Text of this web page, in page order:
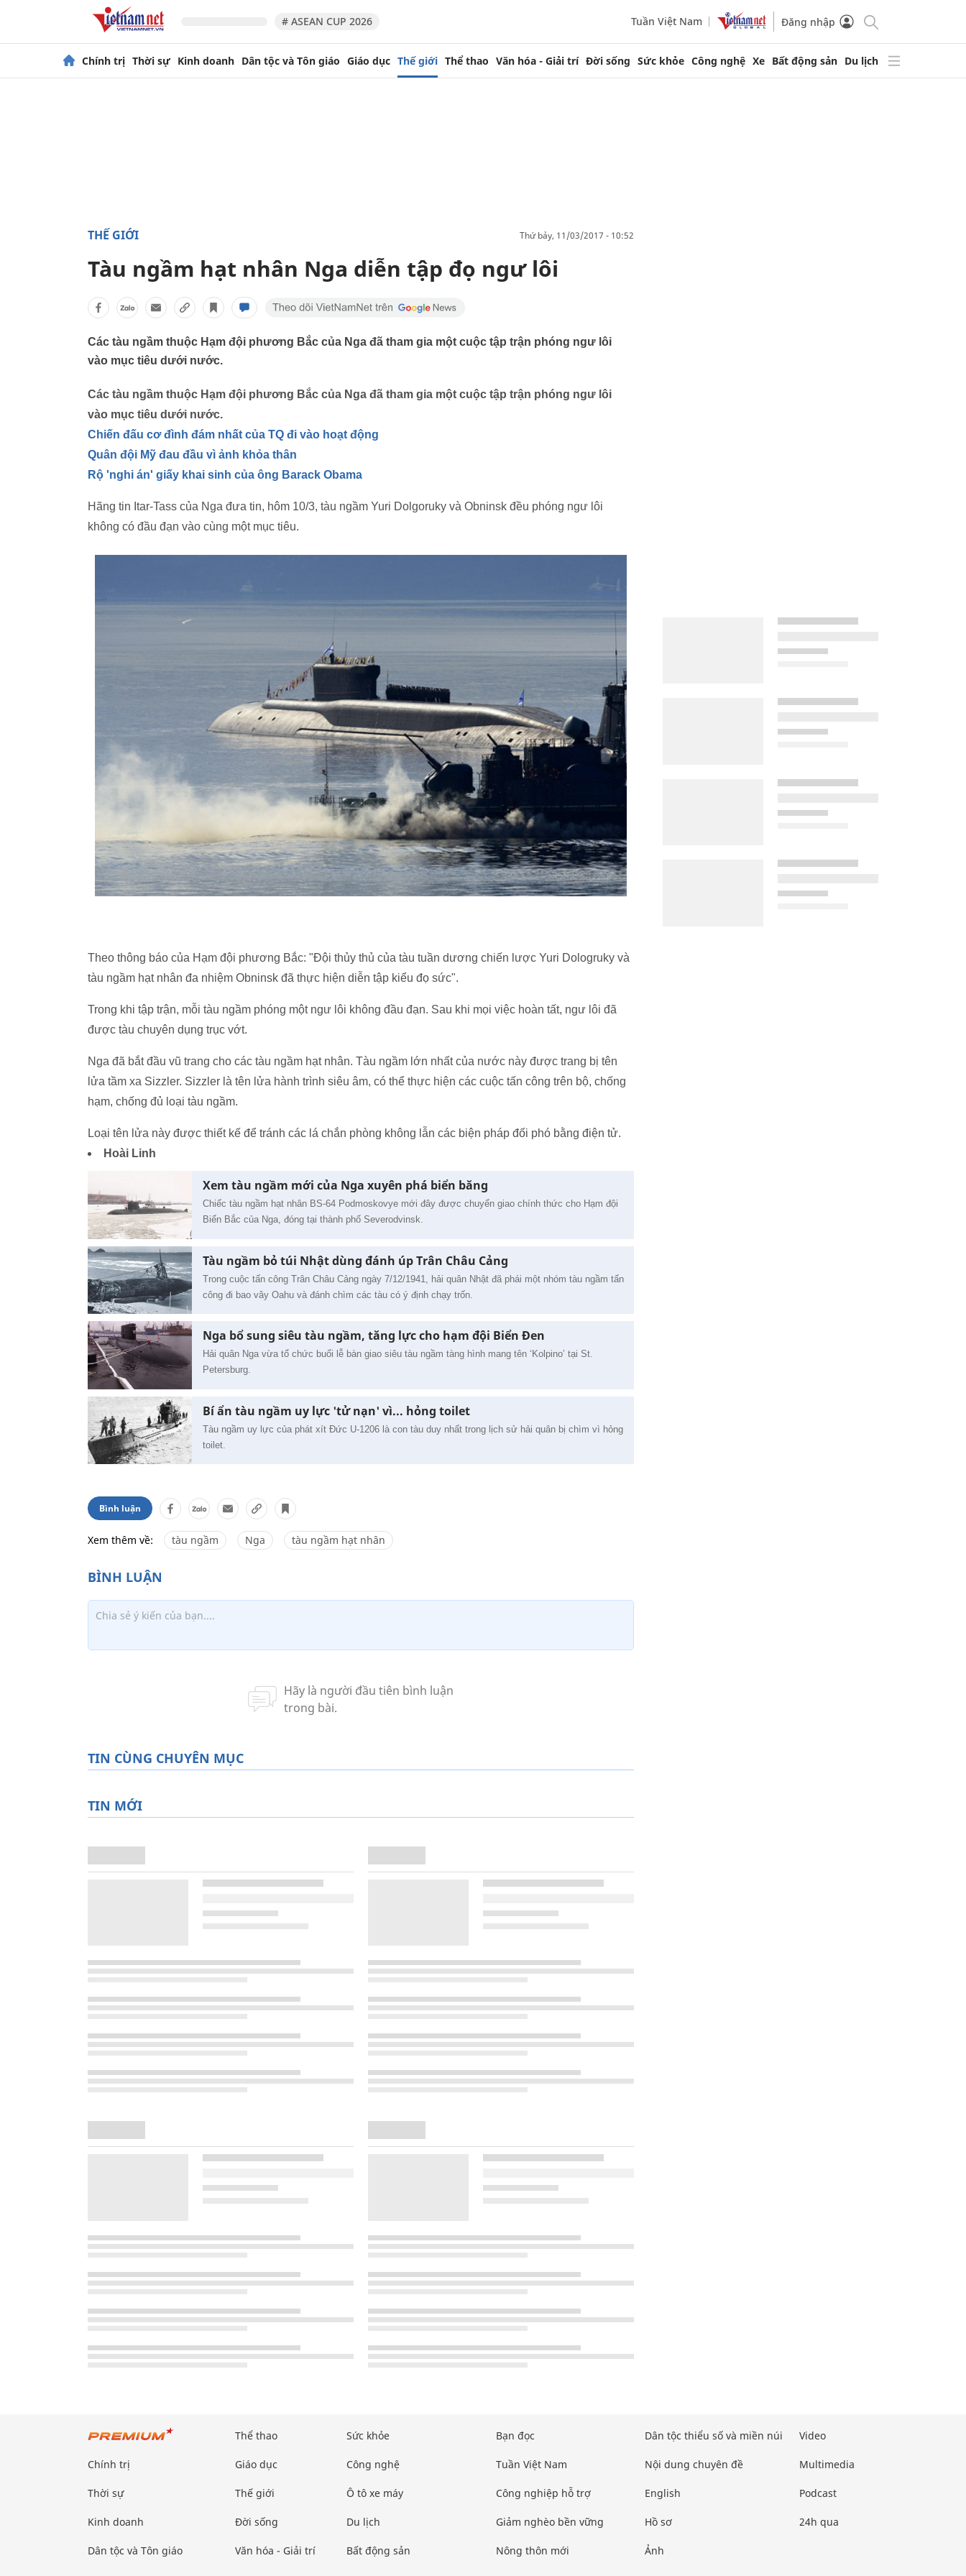
# ASEAN CUP 2026 Tuần Việt Nam Đăng nhập
Chính trị Thời sự Kinh doanh Dân tộc và Tôn giáo Giáo dục Thế giới Thể thao Văn hóa - Giải trí Đời sống Sức khỏe Công nghệ Xe Bất động sản Du lịch
THẾ GIỚI thứ bảy, 11/03/2017 - 10:52
Tàu ngầm hạt nhân Nga diễn tập đọ ngư lôi
Các tàu ngầm thuộc Hạm đội phương Bắc của Nga đã tham gia một cuộc tập trận phóng ngư lôi
vào mục tiêu dưới nước.
Các tàu ngầm thuộc Hạm đội phương Bắc của Nga đã tham gia một cuộc tập trận phóng ngư lôi
vào mục tiêu dưới nước.
Chiến đấu cơ đình đám nhất của TQ đi vào hoạt động
Quân đội Mỹ đau đầu vì ảnh khỏa thân
Rộ 'nghi án' giấy khai sinh của ông Barack Obama
Hãng tin Itar-Tass của Nga đưa tin, hôm 10/3, tàu ngầm Yuri Dolgoruky và Obninsk đều phóng ngư lôi
không có đầu đạn vào cùng một mục tiêu.
Theo thông báo của Hạm đội phương Bắc: "Đội thủy thủ của tàu tuần dương chiến lược Yuri Dologruky và
tàu ngầm hạt nhân đa nhiệm Obninsk đã thực hiện diễn tập kiểu đọ sức".
Trong khi tập trận, mỗi tàu ngầm phóng một ngư lôi không đầu đạn. Sau khi mọi việc hoàn tất, ngư lôi đã
được tàu chuyên dụng trục vớt.
Nga đã bắt đầu vũ trang cho các tàu ngầm hạt nhân. Tàu ngầm lớn nhất của nước này được trang bị tên
lửa tầm xa Sizzler. Sizzler là tên lửa hành trình siêu âm, có thể thực hiện các cuộc tấn công trên bộ, chống
hạm, chống đủ loại tàu ngầm.
Loại tên lửa này được thiết kế để tránh các lá chắn phòng không lẫn các biện pháp đối phó bằng điện tử.
Hoài Linh
Xem tàu ngầm mới của Nga xuyên phá biển băng
Chiếc tàu ngầm hạt nhân BS-64 Podmoskovye mới đây được chuyển giao chính thức cho Hạm đội
Biển Bắc của Nga, đóng tại thành phố Severodvinsk.
Tàu ngầm bỏ túi Nhật dùng đánh úp Trân Châu Cảng
Trong cuộc tấn công Trân Châu Cảng ngày 7/12/1941, hải quân Nhật đã phái một nhóm tàu ngầm tấn
công đi bao vây Oahu và đánh chìm các tàu có ý định chạy trốn.
Nga bổ sung siêu tàu ngầm, tăng lực cho hạm đội Biển Đen
Hải quân Nga vừa tổ chức buổi lễ bàn giao siêu tàu ngầm tàng hình mang tên ‘Kolpino’ tại St.
Petersburg.
Bí ẩn tàu ngầm uy lực 'tử nạn' vì... hỏng toilet
Tàu ngầm uy lực của phát xít Đức U-1206 là con tàu duy nhất trong lịch sử hải quân bị chìm vì hỏng
toilet.
Bình luận
Xem thêm về: tàu ngầm Nga tàu ngầm hạt nhân
TIN CÙNG CHUYÊN MỤC
TIN MỚI
Chính trị
Thời sự
Kinh doanh
Dân tộc và Tôn giáo
Thể thao
Giáo dục
Thế giới
Đời sống
Văn hóa - Giải trí
Sức khỏe
Công nghệ
Ô tô xe máy
Du lịch
Bất động sản
Bạn đọc
Tuần Việt Nam
Công nghiệp hỗ trợ
Giảm nghèo bền vững
Nông thôn mới
Dân tộc thiểu số và miền núi
Nội dung chuyên đề
English
Hồ sơ
Ảnh
Video
Multimedia
Podcast
24h qua